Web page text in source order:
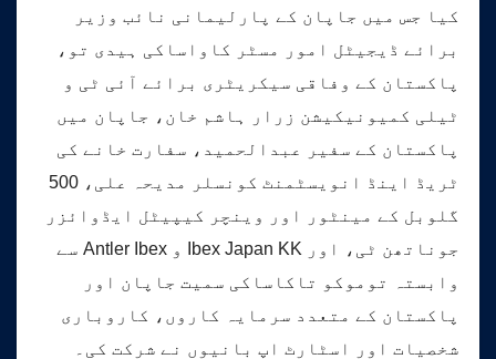
کیا جس میں جاپان کے پارلیمانی نائب وزیر
برائے ڈیجیٹل امور مسٹر کاواساکی ہیدی تو،
پاکستان کے وفاقی سیکریٹری برائے آئی ٹی و
ٹیلی کمیونیکیشن زرار ہاشم خان، جاپان میں
پاکستان کے سفیر عبدالحمید، سفارت خانے کی
ٹریڈ اینڈ انویسٹمنٹ کونسلر مدیحہ علی، 500
گلوبل کے مینٹور اور وینچر کیپیٹل ایڈوائزر
جوناتھن ٹی، اور Ibex Japan KK و Antler Ibex سے
وابستہ توموکو تاکاساکی سمیت جاپان اور
پاکستان کے متعدد سرمایہ کاروں، کاروباری
شخصیات اور اسٹارٹ اپ بانیوں نے شرکت کی۔